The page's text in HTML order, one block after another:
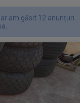
am găsit 12 anunțuri